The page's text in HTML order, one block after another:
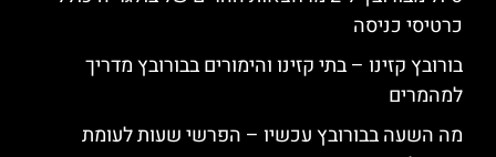
כרטיסי כניסה
בורובץ קזינו – בתי קזינו והימורים בבורובץ מדריך
למהמרים
מה השעה בבורובץ עכשיו – הפרשי שעות לעומת